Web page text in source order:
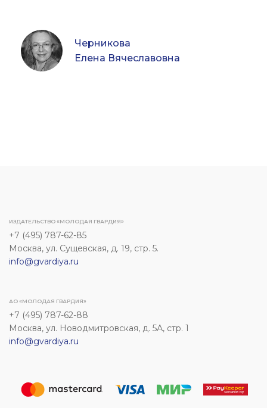
Черникова
Елена Вячеславовна
ИЗДАТЕЛЬСТВО «МОЛОДАЯ ГВАРДИЯ»
+7 (495) 787-62-85
Москва, ул. Сущевская, д. 19, стр. 5.
info@gvardiya.ru
АО «МОЛОДАЯ ГВАРДИЯ»
+7 (495) 787-62-88
Москва, ул. Новодмитровская, д. 5А, стр. 1
info@gvardiya.ru